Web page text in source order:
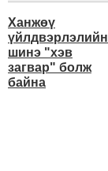
Ханжөү
үйлдвэрлэлийн
шинэ "хэв
загвар" болж
байна